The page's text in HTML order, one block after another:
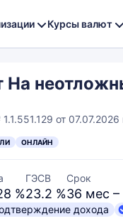
Курсы валют
На
от
ОНЛАЙН
%
ГЭСВ
23.2 %
Срок
36 мес
дохода